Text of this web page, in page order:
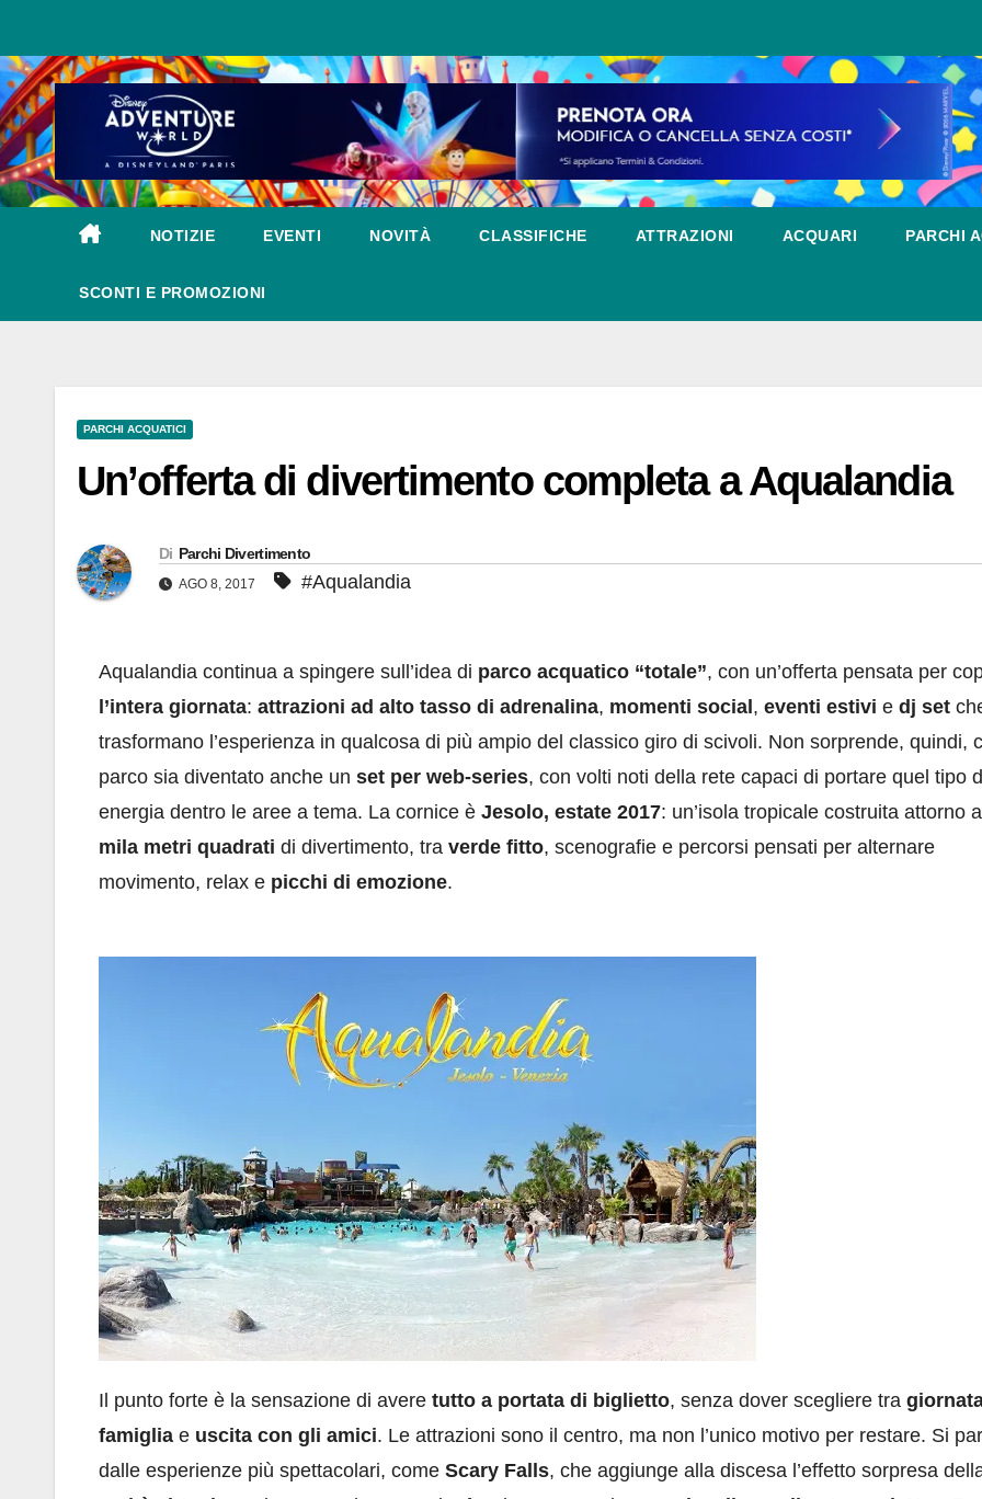
al
contenuto
NOTIZIE EVENTI NOVITÀ CLASSIFICHE ATTRAZIONI ACQUARI PARCHI
SCONTI E PROMOZIONI
PARCHI ACQUATICI
Un’offerta di divertimento completa a Aqualandia
Di Parchi Divertimento
AGO 8, 2017 #Aqualandia
Aqualandia continua a spingere sull’idea di parco acquatico “totale”, con un’offerta pensata per
l’intera giornata: attrazioni ad alto tasso di adrenalina, momenti social , eventi estivi e dj set
trasformano l’esperienza in qualcosa di più ampio del classico giro di scivoli. Non sorprende, quindi,
parco sia diventato anche un set per web-series, con volti noti della rete capaci di portare quel tipo
energia dentro le aree a tema. La cornice è Jesolo, estate 2017: un’isola tropicale costruita attorno a
mila metri quadrati di divertimento, tra verde fitto, scenografie e percorsi pensati per alternare
movimento, relax e picchi di emozione.
Il punto forte è la sensazione di avere tutto a portata di biglietto, senza dover scegliere tra
famiglia e uscita con gli amici. Le attrazioni sono il centro, ma non l’unico motivo per restare. Si
dalle esperienze più spettacolari, come Scary Falls, che aggiunge alla discesa l’effetto sorpresa